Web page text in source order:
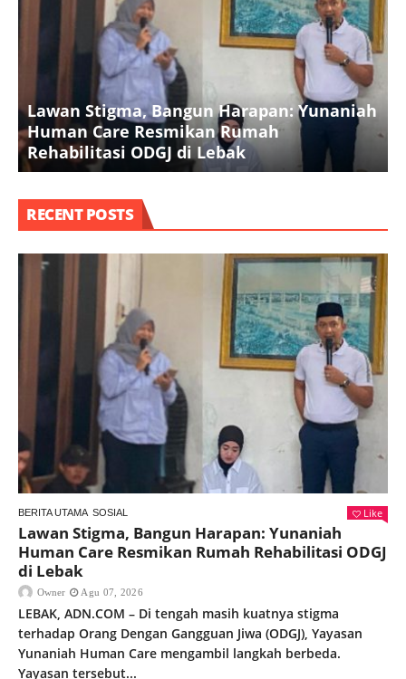
Lawan Stigma, Bangun Harapan: Yunaniah
Human Care Resmikan Rumah
Rehabilitasi ODGJ di Lebak
RECENT POSTS
BERITA UTAMA SOSIAL Like
Lawan Stigma, Bangun Harapan: Yunaniah
Human Care Resmikan Rumah Rehabilitasi ODGJ
di Lebak
Owner Agu 07, 2026
LEBAK, ADN.COM – Di tengah masih kuatnya stigma
terhadap Orang Dengan Gangguan Jiwa (ODGJ), Yayasan
Yunaniah Human Care mengambil langkah berbeda.
Yayasan tersebut...